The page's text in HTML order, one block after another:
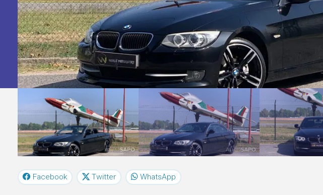
Facebook Twitter WhatsApp